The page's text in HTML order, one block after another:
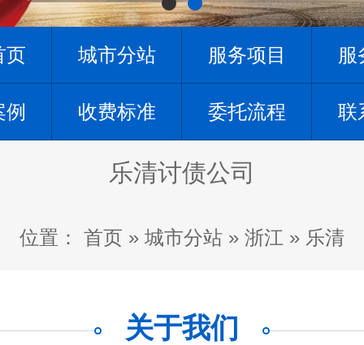
页 城市分站 服务项目 服
收费标准 委托流程 联
乐清讨债公司
位置： 首页 » 城市分站 » 浙江 » 乐清
关于我们